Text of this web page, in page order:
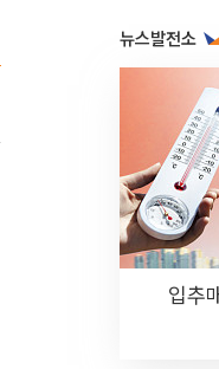
뉴스발전소
입추